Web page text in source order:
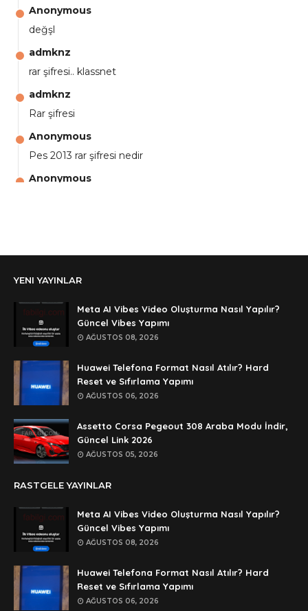
Anonymous
değşl
admknz
rar şifresi.. klassnet
admknz
Rar şifresi
Anonymous
Pes 2013 rar şifresi nedir
Anonymous
şifre ?
Anonymous
şifre ögrenebilirmiyim
Anonymous
🥰🥰🥰
Anonymous
dedezıplatan31 beğend👌
Anonymous
rar dosyasının şifresi nedir
Anonymous
lan şifre ne şifre
şifre ne
YENI YAYINLAR
Meta AI Vibes Video Oluşturma Nasıl Yapılır?
Güncel Vibes Yapımı
AĞUSTOS 08, 2026
Huawei Telefona Format Nasıl Atılır? Hard
Reset ve Sıfırlama Yapımı
AĞUSTOS 06, 2026
Assetto Corsa Pegeout 308 Araba Modu İndir,
Güncel Link 2026
AĞUSTOS 05, 2026
RASTGELE YAYINLAR
Meta AI Vibes Video Oluşturma Nasıl Yapılır?
Güncel Vibes Yapımı
AĞUSTOS 08, 2026
Huawei Telefona Format Nasıl Atılır? Hard
Reset ve Sıfırlama Yapımı
AĞUSTOS 06, 2026